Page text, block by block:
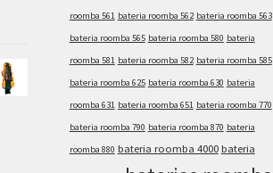
roomba 561 bateria roomba 562 bateria roomba 563
bateria roomba 565 bateria roomba 580 bateria
roomba 581 bateria roomba 582 bateria roomba 585
bateria roomba 625 bateria roomba 630 bateria
roomba 631 bateria roomba 651 bateria roomba 770
bateria roomba 790 bateria roomba 870 bateria
roomba 880 bateria roomba 4000 bateria